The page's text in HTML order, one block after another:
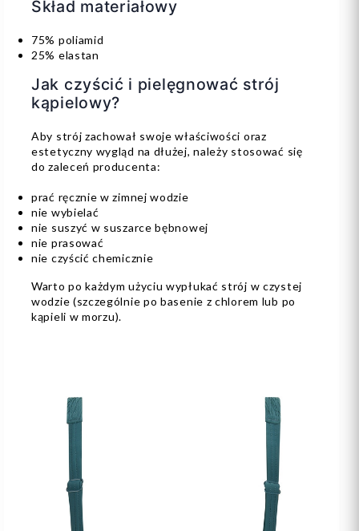
Skład materiałowy
75% poliamid
25% elastan
Jak czyścić i pielęgnować strój
kąpielowy?
Aby strój zachował swoje właściwości oraz
estetyczny wygląd na dłużej, należy stosować się
do zaleceń producenta:
prać ręcznie w zimnej wodzie
nie wybielać
nie suszyć w suszarce bębnowej
nie prasować
nie czyścić chemicznie
Warto po każdym użyciu wypłukać strój w czystej
wodzie (szczególnie po basenie z chlorem lub po
kąpieli w morzu).